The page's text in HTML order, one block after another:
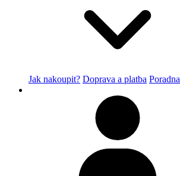
Jak nakoupit? Doprava a platba Poradna